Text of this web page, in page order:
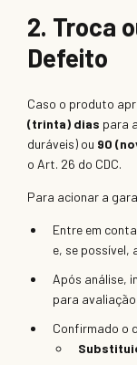
2. Troca
Defeito
Caso o produto
(trinta) dias para
duráveis) ou 90
o Art. 26 do CDC.
Para acionar a
Entre em
e, se possível,
Após análise,
para
Confirmado o